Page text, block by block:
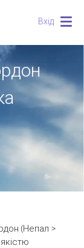
Вхід
(Непал >